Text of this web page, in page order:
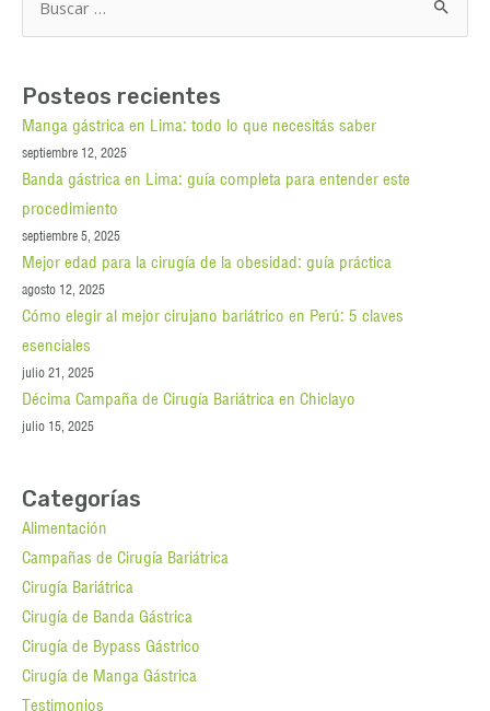
Buscar
por:
Posteos recientes
Manga gástrica en Lima: todo lo que necesitás saber
septiembre 12, 2025
Banda gástrica en Lima: guía completa para entender este
procedimiento
septiembre 5, 2025
Mejor edad para la cirugía de la obesidad: guía práctica
agosto 12, 2025
Cómo elegir al mejor cirujano bariátrico en Perú: 5 claves
esenciales
julio 21, 2025
Décima Campaña de Cirugía Bariátrica en Chiclayo
julio 15, 2025
Categorías
Alimentación
Campañas de Cirugía Bariátrica
Cirugía Bariátrica
Cirugía de Banda Gástrica
Cirugía de Bypass Gástrico
Cirugía de Manga Gástrica
Testimonios